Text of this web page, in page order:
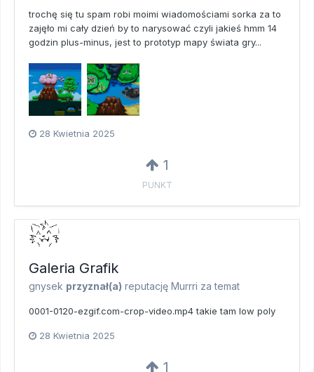
trochę się tu spam robi moimi wiadomościami sorka za to
zajęło mi cały dzień by to narysować czyli jakieś hmm 14
godzin plus-minus, jest to prototyp mapy świata gry...
28 Kwietnia 2025
1
PUNKT
Galeria Grafik
gnysek przyznał(a) reputację Murrri za temat
0001-0120-ezgif.com-crop-video.mp4 takie tam low poly
28 Kwietnia 2025
1